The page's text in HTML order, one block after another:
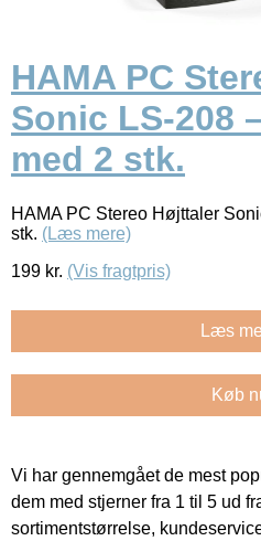
HAMA PC
Sonic LS-208
med 2 stk.
HAMA PC Stereo Højttaler
stk. (Læs mere)
199 kr. (Vis fragtpris)
Læs
Køb
Vi har gennemgået de mest
dem med stjerner fra 1 til 5 ud
sortimentstørrelse,